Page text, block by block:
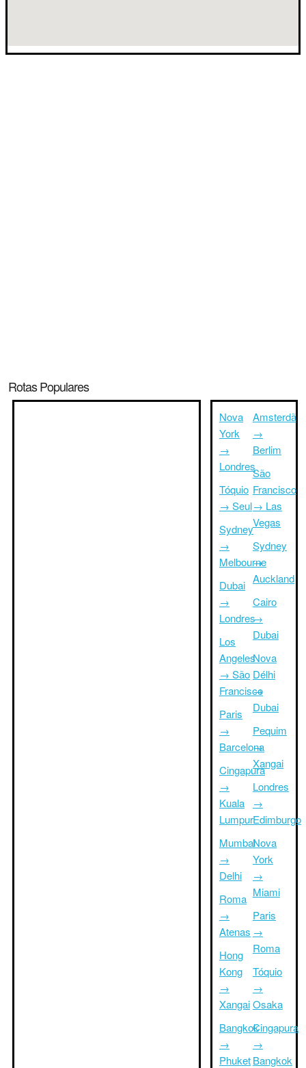
Rotas Populares
Nova
York
→
Londres
Tóquio
→ Seul
Sydney
→
Melbourne
Dubai
→
Londres
Los
Angeles
→ São
Francisco
Paris
→
Barcelona
Cingapura
→
Kuala
Lumpur
Mumbai
→
Delhi
Roma
→
Atenas
Hong
Kong
→
Xangai
Bangkok
→
Phuket
Amsterdã
→
Berlim
São
Francisco
→ Las
Vegas
Sydney
→
Auckland
Cairo
→
Dubai
Nova
Délhi
→
Dubai
Pequim
→
Xangai
Londres
→
Edimburgo
Nova
York
→
Miami
Paris
→
Roma
Tóquio
→
Osaka
Cingapura
→
Bangkok